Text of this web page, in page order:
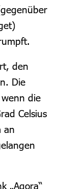
den
Die
die
Celsius
an
„Agora“